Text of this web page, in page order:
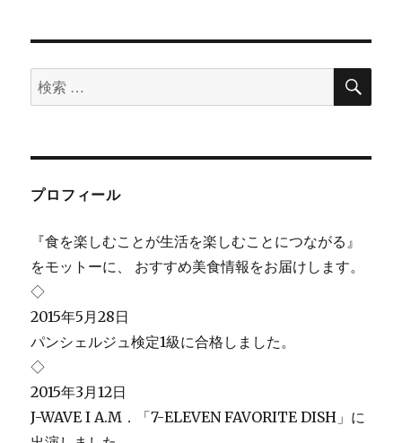
検
索
象:
検
プロフィール
『食を楽しむことが生活を楽しむことにつながる』
をモットーに、 おすすめ美食情報をお届けします。
◇
2015年5月28日
パンシェルジュ検定1級に合格しました。
◇
2015年3月12日
J-WAVE I A.M．「7-ELEVEN FAVORITE DISH」に